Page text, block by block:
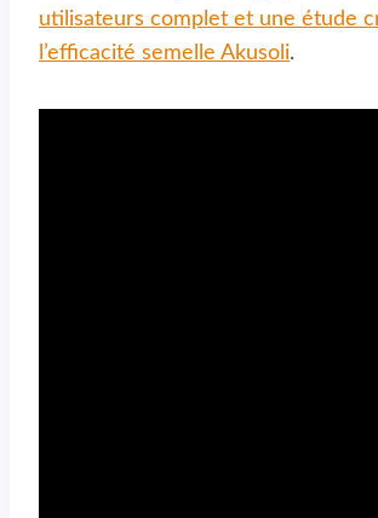
utilisateurs complet et une étude
l’efficacité semelle Akusoli.